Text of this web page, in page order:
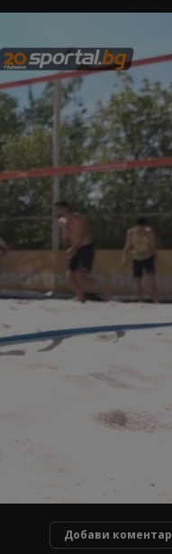
Добави коментар